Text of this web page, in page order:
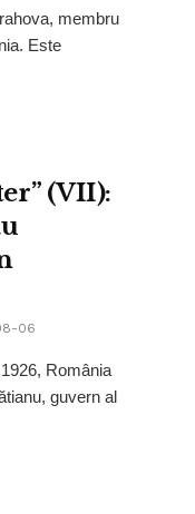
membru
Este
(VII):
06
România
guvern al